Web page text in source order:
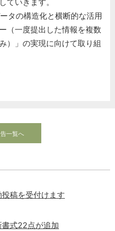
ていきます。
タの構造化と横断的な活用
（一度提出した情報を複数
）」の実現に向けて取り組
一覧へ
稿を受付けます
式22点が追加